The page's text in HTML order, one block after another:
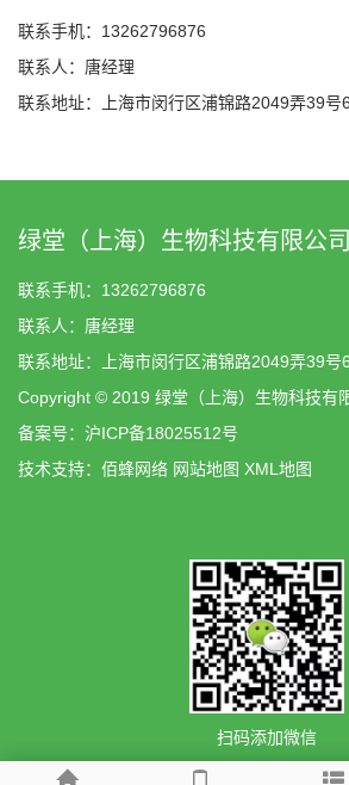
联系手机：13262796876
联系人：唐经理
联系地址：上海市闵行区浦锦路2049弄39号
绿堂（上海）生物科技有限公司
联系手机：13262796876
联系人：唐经理
联系地址：上海市闵行区浦锦路2049弄39号
Copyright © 2019 绿堂（上海）生物科技有
备案号： 沪ICP备18025512号
技术支持： 佰蜂网络 网站地图 XML地图
扫码添加微信